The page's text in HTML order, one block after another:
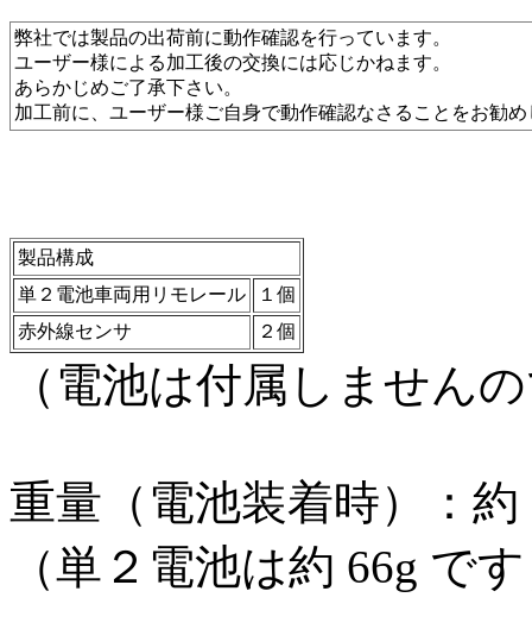
弊社では製品の出荷前に動作確認を行っています。
ユーザー様による加工後の交換には応じかねます。
あらかじめご了承下さい。
加工前に、ユーザー様ご自身で動作確認なさることをお勧
製品構成
単２電池車両用リモレール
１個
赤外線センサ
２個
（電池は付属しません
重量（電池装着時）：約
（単２電池は約 66g で